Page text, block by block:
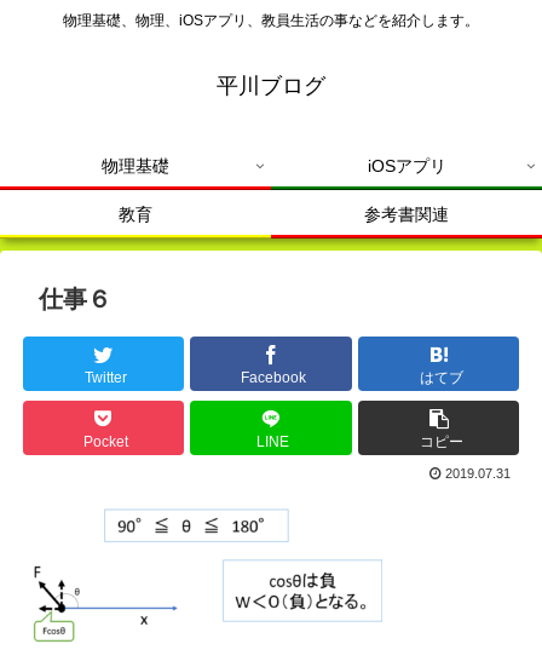
物理基礎、物理、iOSアプリ、教員生活の事などを紹介します。
平川ブログ
物理基礎 iOSアプリ
教育 参考書関連
仕事６
Twitter Facebook はてブ
Pocket LINE コピー
2019.07.31